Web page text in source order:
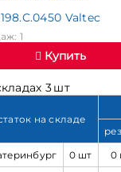
Valtec
1
Купить
3 шт
на складе
0 шт
0